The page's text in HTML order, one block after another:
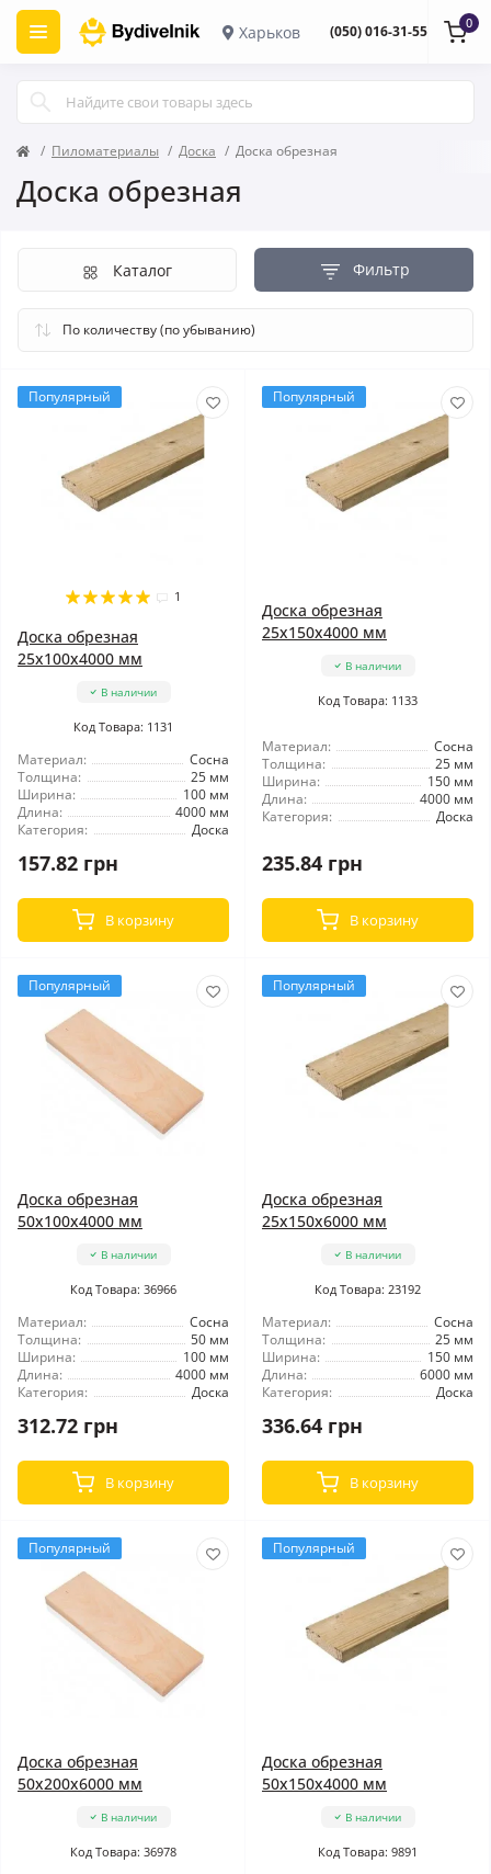
Харьков (050) 016-31-55 0
Пиломатериалы Доска Доска обрезная
Доска обрезная
Фильтр
Каталог
Популярный
1
Доска обрезная
25x100x4000 мм
В наличии
Код Товара: 1131
Материал:
Сосна
Толщина:
25 мм
Ширина:
100 мм
Длина:
4000 мм
Категория:
Доска
157.82 грн
В корзину
Популярный
Доска обрезная
25x150x4000 мм
В наличии
Код Товара: 1133
Материал:
Сосна
Толщина:
25 мм
Ширина:
150 мм
Длина:
4000 мм
Категория:
Доска
235.84 грн
В корзину
Популярный
Доска обрезная
50x100x4000 мм
В наличии
Код Товара: 36966
Материал:
Сосна
Толщина:
50 мм
Ширина:
100 мм
Длина:
4000 мм
Категория:
Доска
312.72 грн
В корзину
Популярный
Доска обрезная
25x150x6000 мм
В наличии
Код Товара: 23192
Материал:
Сосна
Толщина:
25 мм
Ширина:
150 мм
Длина:
6000 мм
Категория:
Доска
336.64 грн
В корзину
Популярный
Доска обрезная
50x200x6000 мм
В наличии
Код Товара: 36978
Популярный
Доска обрезная
50x150x4000 мм
В наличии
Код Товара: 9891